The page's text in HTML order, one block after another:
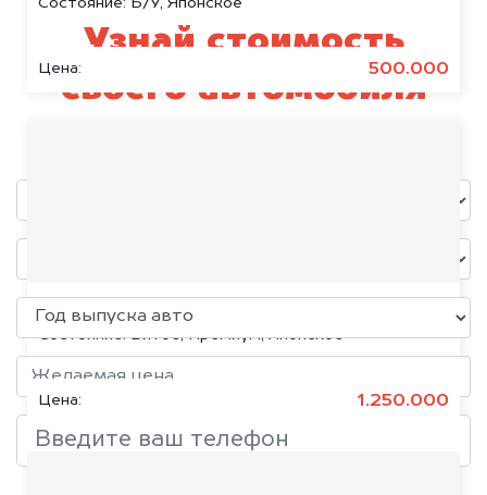
Цена: 500.000
Toyota Land Cruiser, 2015
Состояние:Битое, Премиум, Японское
Цена: 1.250.000
Узнай стоимость
своего автомобиля